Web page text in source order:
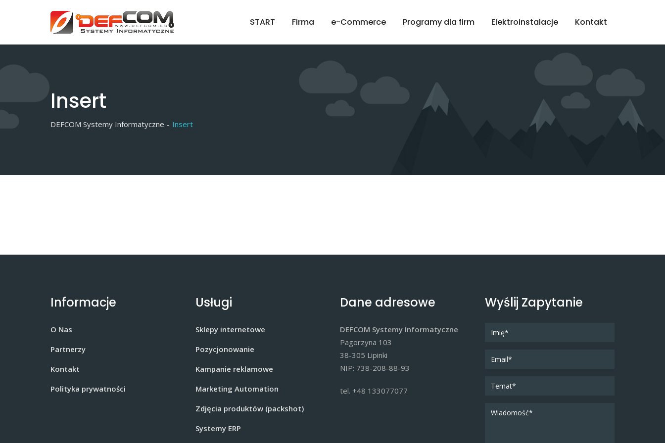
START Firma e-Commerce Programy dla firm Elektroinstalacje Kontakt
Insert
DEFCOM Systemy Informatyczne - Insert
Informacje
O Nas
Partnerzy
Kontakt
Polityka prywatności
Usługi
Sklepy internetowe
Pozycjonowanie
Kampanie reklamowe
Marketing Automation
Zdjęcia produktów (packshot)
Systemy ERP
Dane adresowe
DEFCOM Systemy Informatyczne
Pagorzyna 103
38-305 Lipinki
NIP: 738-208-88-93
tel. +48 133077077
Wyślij Zapytanie